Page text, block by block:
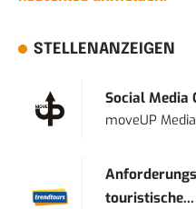
STELLENANZEIGEN
Social Media
moveUP
touristische...